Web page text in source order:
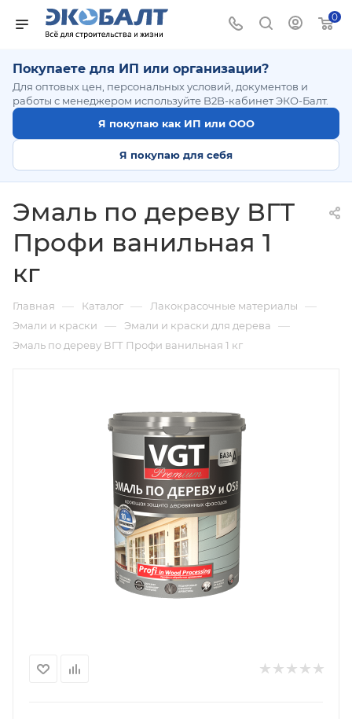
0
Покупаете для ИП или организации?
Для оптовых цен, персональных условий, документов и
работы с менеджером используйте B2B-кабинет ЭКО-Балт.
Я покупаю как ИП или ООО
Я покупаю для себя
Эмаль по дереву ВГТ
Профи ванильная 1
кг
Главная — Каталог — Лакокрасочные материалы —
Эмали и краски — Эмали и краски для дерева —
Эмаль по дереву ВГТ Профи ванильная 1 кг